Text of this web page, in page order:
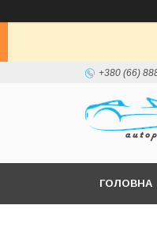
+380 (66)
ГОЛОВНА